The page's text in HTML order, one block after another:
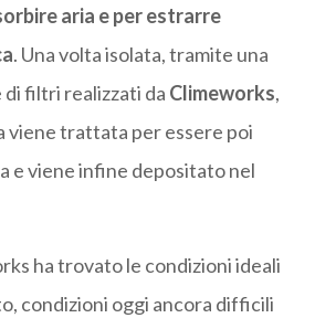
aria e per estrarre
. Una volta isolata, tramite una
filtri realizzati da Climeworks,
viene trattata per essere poi
e viene infine depositato nel
ha trovato le condizioni ideali
condizioni oggi ancora difficili